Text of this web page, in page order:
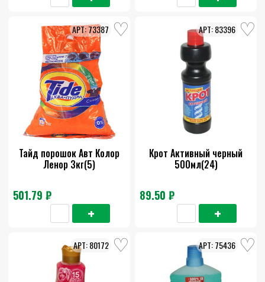
Тайд порошок Авт Колор
Ленор 3кг(5)
501.79 ₽
73387
Крот Активный черный
500мл(24)
89.50 ₽
83396
80172 75436